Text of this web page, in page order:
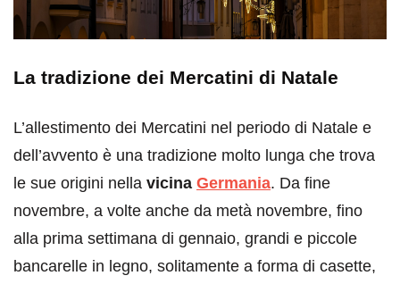
La tradizione dei Mercatini di Natale
L’allestimento dei Mercatini nel periodo di Natale e
dell’avvento è una tradizione molto lunga che trova
le sue origini nella vicina Germania. Da fine
novembre, a volte anche da metà novembre, fino
alla prima settimana di gennaio, grandi e piccole
bancarelle in legno, solitamente a forma di casette,